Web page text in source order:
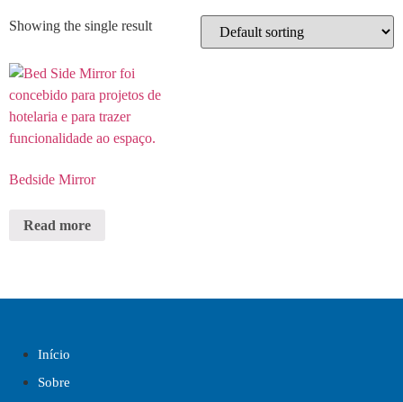
Showing the single result
Bedside Mirror
Read more
Início
Sobre